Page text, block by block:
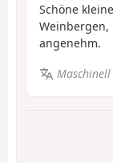
Schöne
Weinbergen,
angenehm.